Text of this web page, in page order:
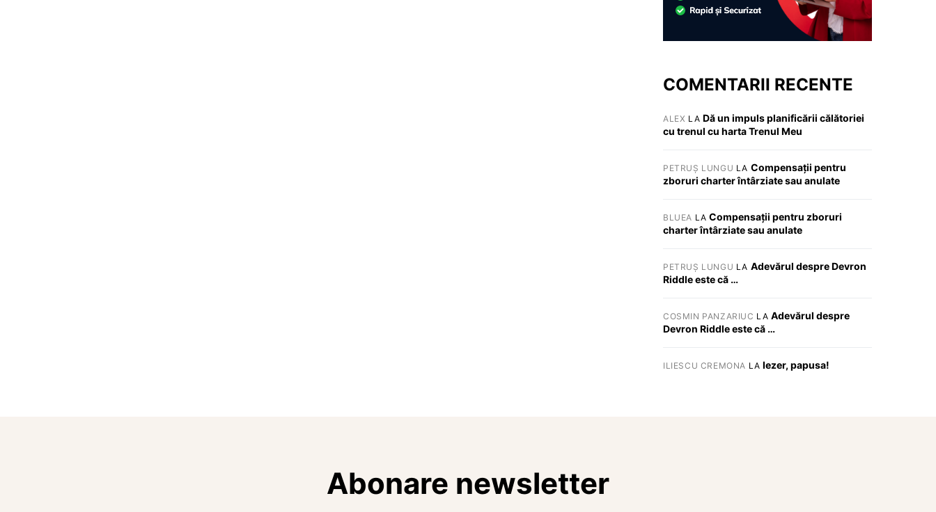
COMENTARII RECENTE
ALEX LA Dă un impuls planificării călătoriei
cu trenul cu harta Trenul Meu
PETRUȘ LUNGU LA Compensații pentru
zboruri charter întârziate sau anulate
BLUEA LACompensații pentru zboruri
charter întârziate sau anulate
PETRUȘ LUNGU LA Adevărul despre Devron
Riddle este că …
COSMIN PANZARIUC LA Adevărul despre
Devron Riddle este că …
ILIESCU CREMONA LA Iezer, papusa!
Abonare newsletter